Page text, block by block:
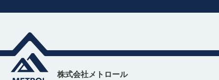
株式会社メトロール